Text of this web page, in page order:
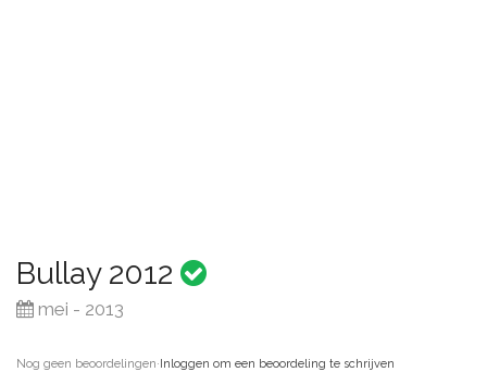
Bullay 2012
mei - 2013
Nog geen beoordelingen·Inloggen om een beoordeling te schrijven